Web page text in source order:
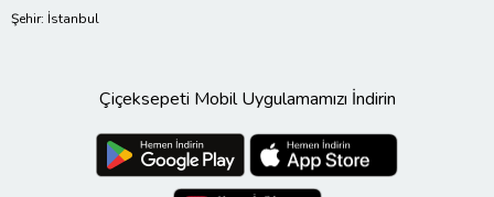
Şehir: İstanbul
Çiçeksepeti Mobil Uygulamamızı İndirin